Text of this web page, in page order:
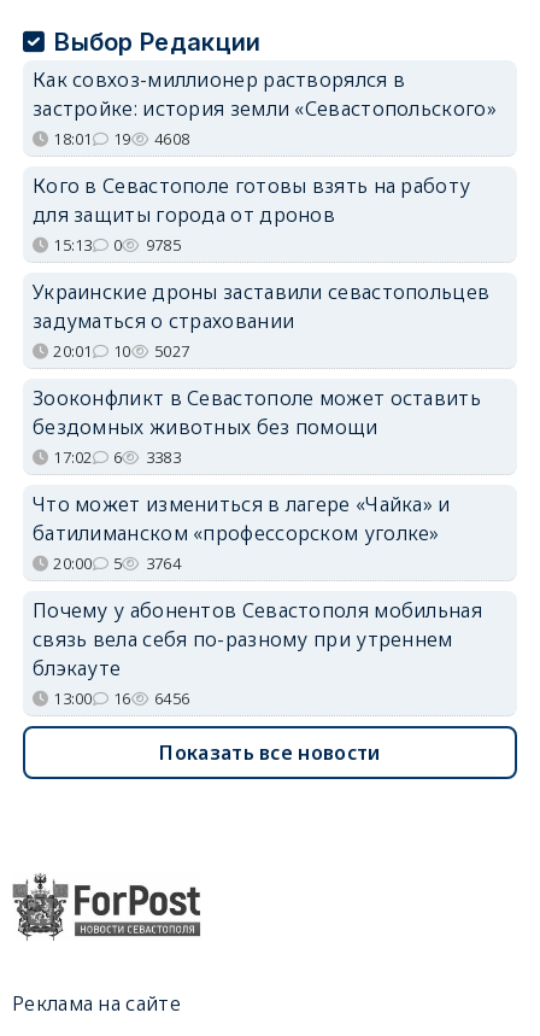
Выбор Редакции
Как совхоз-миллионер растворялся в
застройке: история земли «Севастопольского»
18:01 19 4608
Кого в Севастополе готовы взять на работу
для защиты города от дронов
15:13 0 9785
Украинские дроны заставили севастопольцев
задуматься о страховании
20:01 10 5027
Зооконфликт в Севастополе может оставить
бездомных животных без помощи
17:02 6 3383
Что может измениться в лагере «Чайка» и
батилиманском «профессорском уголке»
20:00 5 3764
Почему у абонентов Севастополя мобильная
связь вела себя по-разному при утреннем
блэкауте
13:00 16 6456
Показать все новости
Реклама на сайте